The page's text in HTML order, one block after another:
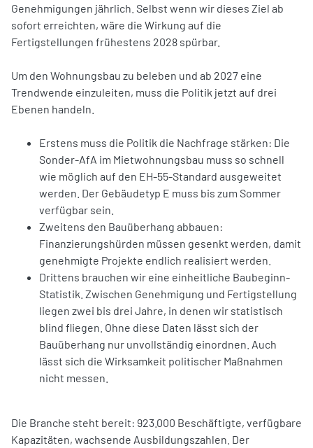
Genehmigungen jährlich. Selbst wenn wir dieses Ziel ab
sofort erreichten, wäre die Wirkung auf die
Fertigstellungen frühestens 2028 spürbar.
Um den Wohnungsbau zu beleben und ab 2027 eine
Trendwende einzuleiten, muss die Politik jetzt auf drei
Ebenen handeln.
Erstens muss die Politik die Nachfrage stärken: Die
Sonder-AfA im Mietwohnungsbau muss so schnell
wie möglich auf den EH-55-Standard ausgeweitet
werden. Der Gebäudetyp E muss bis zum Sommer
verfügbar sein.
Zweitens den Bauüberhang abbauen:
Finanzierungshürden müssen gesenkt werden, damit
genehmigte Projekte endlich realisiert werden.
Drittens brauchen wir eine einheitliche Baubeginn-
Statistik. Zwischen Genehmigung und Fertigstellung
liegen zwei bis drei Jahre, in denen wir statistisch
blind fliegen. Ohne diese Daten lässt sich der
Bauüberhang nur unvollständig einordnen. Auch
lässt sich die Wirksamkeit politischer Maßnahmen
nicht messen.
Die Branche steht bereit: 923.000 Beschäftigte, verfügbare
Kapazitäten, wachsende Ausbildungszahlen. Der